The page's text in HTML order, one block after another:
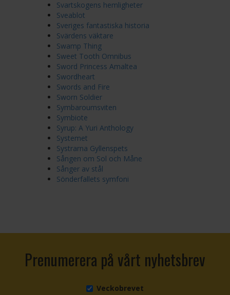
Svartskogens hemligheter
Sveablot
Sveriges fantastiska historia
Svärdens väktare
Swamp Thing
Sweet Tooth Omnibus
Sword Princess Amaltea
Swordheart
Swords and Fire
Sworn Soldier
Symbaroumsviten
Symbiote
Syrup: A Yuri Anthology
Systemet
Systrarna Gyllenspets
Sången om Sol och Måne
Sånger av stål
Sönderfallets symfoni
Prenumerera på vårt nyhetsbrev
Veckobrevet